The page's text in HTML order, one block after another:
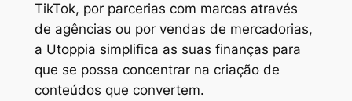
TikTok, por parcerias com marcas através
de agências ou por vendas de mercadorias,
a Utoppia simplifica as suas finanças para
que se possa concentrar na criação de
conteúdos que convertem.